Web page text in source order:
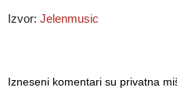
Izvor: Jelenmusic
Izneseni komentari su privatna